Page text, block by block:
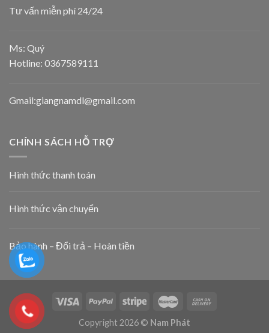
Tư vấn miễn phí 24/24
Ms: Quý
Hotline: 0367589111
Gmail:giangnamdl@gmail.com
CHÍNH SÁCH HỖ TRỢ
Hình thức thanh toán
Hình thức vận chuyển
Bảo hành – Đổi trả – Hoàn tiền
Copyright 2026 © Nam Phát